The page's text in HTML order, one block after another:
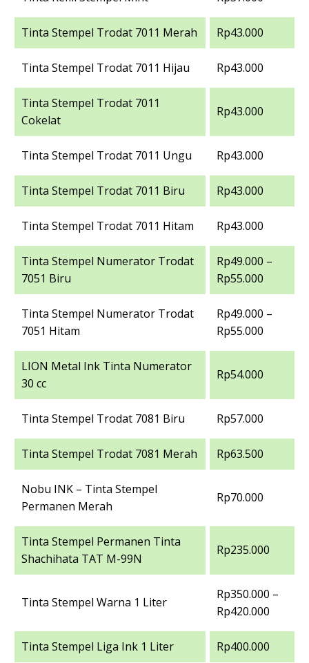
Tinta Stempel Trodat 7011 Merah Rp43.000
Tinta Stempel Trodat 7011 Hijau Rp43.000
Tinta Stempel Trodat 7011
Cokelat
Rp43.000
Tinta Stempel Trodat 7011 Ungu Rp43.000
Tinta Stempel Trodat 7011 Biru Rp43.000
Tinta Stempel Trodat 7011 Hitam Rp43.000
Tinta Stempel Numerator Trodat
7051 Biru
Rp49.000 –
Rp55.000
Tinta Stempel Numerator Trodat
7051 Hitam
Rp49.000 –
Rp55.000
LION Metal Ink Tinta Numerator
30 cc
Rp54.000
Tinta Stempel Trodat 7081 Biru Rp57.000
Tinta Stempel Trodat 7081 Merah Rp63.500
Nobu INK – Tinta Stempel
Permanen Merah
Rp70.000
Tinta Stempel Permanen Tinta
Shachihata TAT M-99N
Rp235.000
Tinta Stempel Warna 1 Liter
Rp350.000 –
Rp420.000
Tinta Stempel Liga Ink 1 Liter Rp400.000